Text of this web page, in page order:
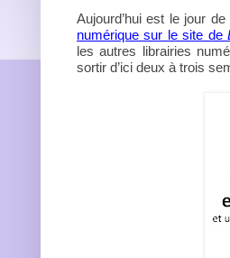
Aujourd’hui est le jour
numérique sur le site de
les autres librairies
sortir d’ici deux à trois